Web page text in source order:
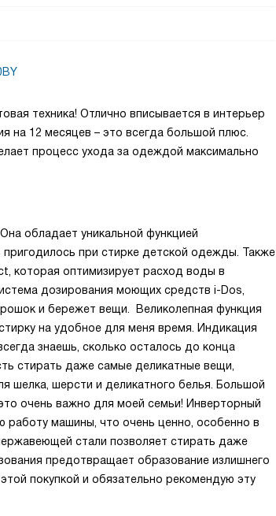
техника! Отлично вписывается в интерьер
на 12 месяцев – это всегда большой плюс.
процесс ухода за одеждой максимально
обладает уникальной функцией
при стирке детской одежды. Также
которая оптимизирует расход воды в
дозирования моющих средств i-Dos,
и бережет вещи. Великолепная функция
на удобное для меня время. Индикация
знаешь, сколько осталось до конца
стирать даже самые деликатные вещи,
шелка, шерсти и деликатного белья. Большой
очень важно для моей семьи! Инверторный
работу машины, что очень ценно, особенно в
стали позволяет стирать даже
предотвращает образование излишнего
покупкой и обязательно рекомендую эту